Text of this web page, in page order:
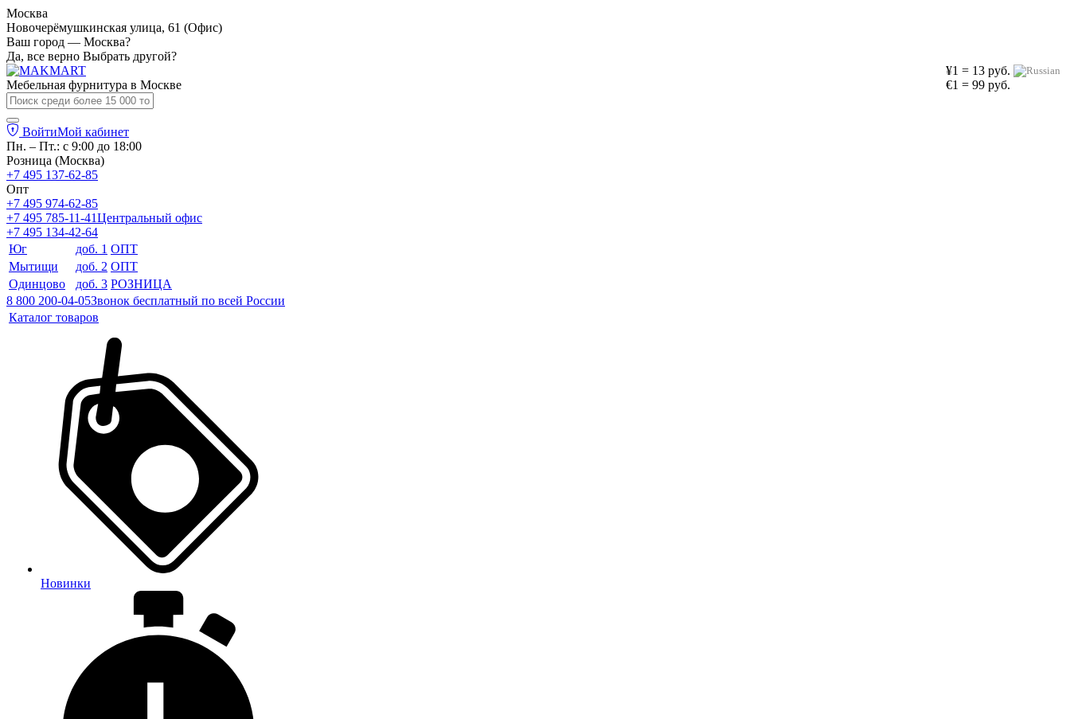
Москва
Новочерёмушкинская улица, 61 (Офис)
Ваш город — Москва?
Да, все верно Выбрать другой?
¥1 = 13 руб.
€1 = 99 руб.
Мебельная фурнитура в Москве
ВойтиМой кабинет
Пн. – Пт.: с 9:00 до 18:00
Розница (Москва)
+7 495 137-62-85
Опт
+7 495 974-62-85
+7 495 785-11-41Центральный офис
+7 495 134-42-64
Юг
доб. 1 ОПТ
Мытищи
доб. 2 ОПТ
Одинцово
доб. 3 РОЗНИЦА
8 800 200-04-05Звонок бесплатный по всей России
Каталог товаров
Новинки